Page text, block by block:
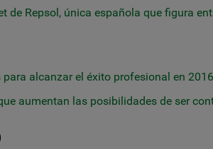
de Repsol, única española que figura
para alcanzar el éxito profesional en 2016
aumentan las posibilidades de ser